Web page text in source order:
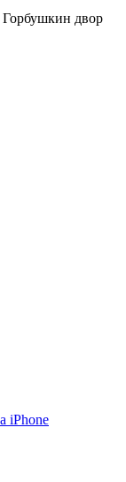
Горбушкин двор
iPhone